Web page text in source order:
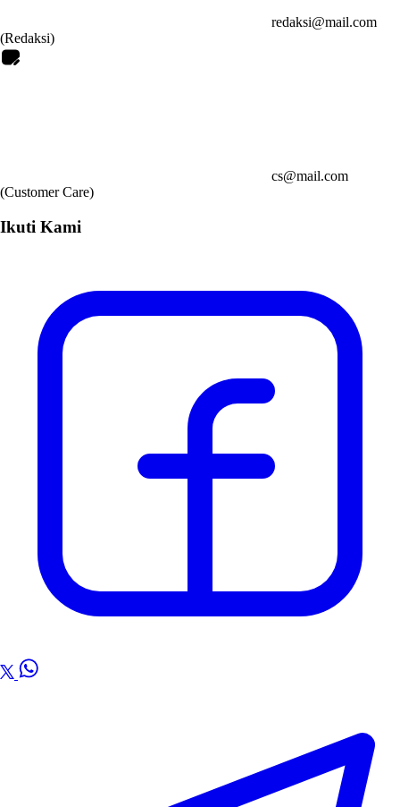
redaksi@mail.com
(Redaksi)
cs@mail.com
(Customer Care)
Ikuti Kami